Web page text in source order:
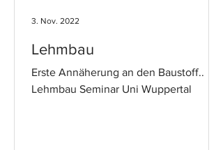
Lehmbau
Erste Annäherung an den Baustoff..
Lehmbau Seminar Uni Wuppertal
3. Nov. 2022